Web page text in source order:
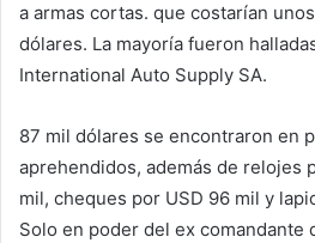
a armas cortas. que costarían
dólares. La mayoría fueron
International Auto Supply SA.
87 mil dólares se encontraron en
aprehendidos, además de relojes
mil, cheques por USD 96 mil y
Solo en poder del ex comandante